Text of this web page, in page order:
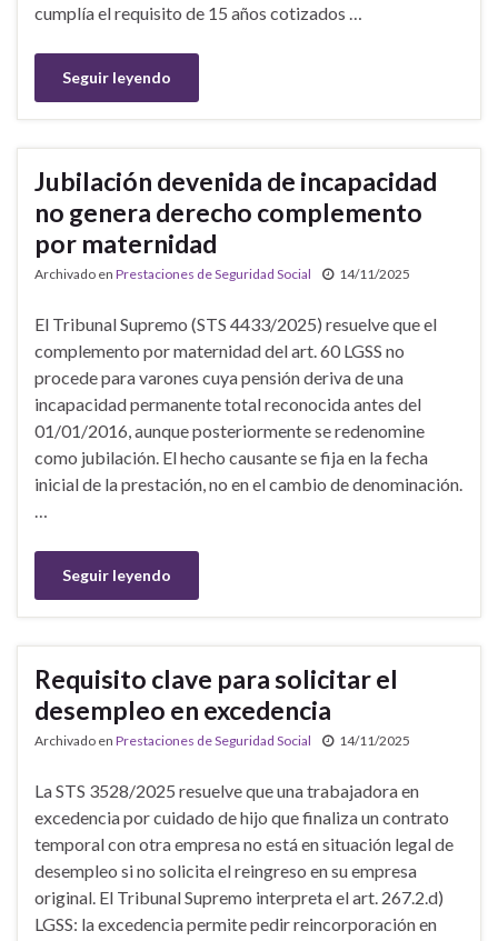
cumplía el requisito de 15 años cotizados …
Seguir leyendo
Jubilación devenida de incapacidad
no genera derecho complemento
por maternidad
Archivado en Prestaciones de Seguridad Social 14/11/2025
El Tribunal Supremo (STS 4433/2025) resuelve que el
complemento por maternidad del art. 60 LGSS no
procede para varones cuya pensión deriva de una
incapacidad permanente total reconocida antes del
01/01/2016, aunque posteriormente se redenomine
como jubilación. El hecho causante se fija en la fecha
inicial de la prestación, no en el cambio de denominación.
Seguir leyendo
Requisito clave para solicitar el
desempleo en excedencia
Archivado en Prestaciones de Seguridad Social 14/11/2025
La STS 3528/2025 resuelve que una trabajadora en
excedencia por cuidado de hijo que finaliza un contrato
temporal con otra empresa no está en situación legal de
desempleo si no solicita el reingreso en su empresa
original. El Tribunal Supremo interpreta el art. 267.2.d)
LGSS: la excedencia permite pedir reincorporación en